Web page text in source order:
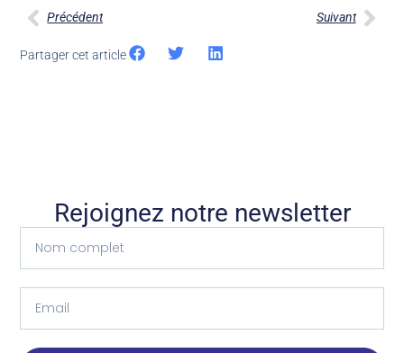
Précédent Suivant
Partager cet article
Rejoignez notre newsletter